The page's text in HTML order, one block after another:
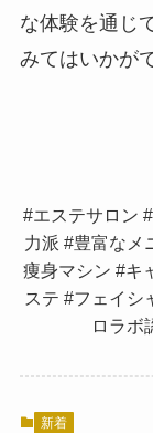
な体験を通じ
みてはいかが
#エステサロン
力派 #豊富なメ
痩身マシン #キ
ステ #フェイシ
ロラボ
新着